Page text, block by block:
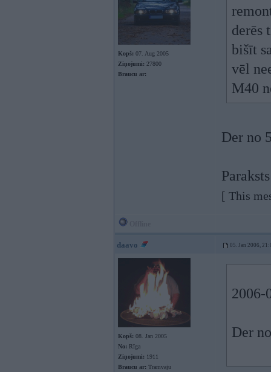
Kopš: 07. Aug 2005
Ziņojumi: 27800
Braucu ar:
derēs
bišīt
vēl
M40
Der no
Paraksts
[ This
daavo 05. Jan 2006,
Kopš: 08. Jan 2005
No: Rīga
Ziņojumi: 1911
Braucu ar: Tramvaju
2006-
Der